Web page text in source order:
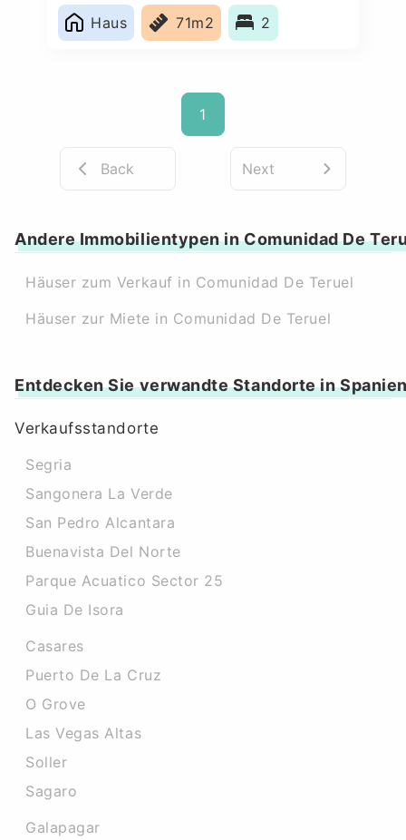
Haus
71m2 2
1
Back Next
Andere Immobilientypen in Comunidad De
Häuser zum Verkauf in Comunidad De Teruel
Häuser zur Miete in Comunidad De Teruel
Entdecken Sie verwandte Standorte in
Verkaufsstandorte
Segria
Sangonera La Verde
San Pedro Alcantara
Buenavista Del Norte
Parque Acuatico Sector 25
Guia De Isora
Casares
Puerto De La Cruz
O Grove
Las Vegas Altas
Soller
Sagaro
Galapagar